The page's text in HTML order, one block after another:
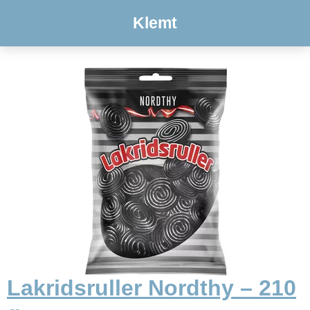
Klemt
Lakridsruller Nordthy – 210